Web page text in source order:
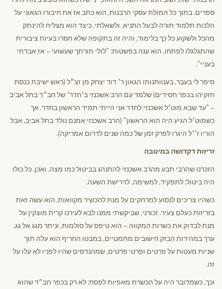
ספרים. בתוך כל המולת עסקי הרבנות, הוא כתב אז את חיבורו הגאוני על
הלכות תלמוד תורה לבעל התניא. ולשאלתי, כיצד הוא מצליח להינתק
מהכל ולשקוע כל כך בלימוד, והיה זה בתקופה שלא חסרו בעיות ציבורית
שהתגלגלו לפתחו, הוא ענה בפשטות: "לולי תורתך שעשועי – אז אבדתי
בעניי".
סיפר לי בעבר, בענוותנותו הגאון ר׳ דוד יצחק מן זצ״ל (ראש ישיבת כנסת
חזקיהו בכפר חסידים) שלמד עם הרב אשכנזי ב׳חדר׳ של חב״ד בתל אביב
– "עד שבא מוט׳ל אשכנזי לחדר אני הייתי תמיד הראשון בחדר. אך
כשמוט׳ל הגיע היה הוא הראשון" (הרב אשכנזי אמנם נולד בתל אביב, אבל
הוריו ז׳׳ל היגרו לפרק זמן של כמה שנים לדרום אמריקה).
זריזות דקדושה במיטבה
הזכרנו שהרבי תבע מהרב אשכנזי להתנהג בביטול כמו מצה. ואכן, כל כולו
היה ביטול; לתפקיד, למשימה, לדרישת השעה.
כשהיו צריכים לנסוע למרחקים על מנת להכשיר מקוואות, הוא עשה זאת
בזריזות כעלם צעיר. זכורני, שביקשתי ממנו לבא לעירנו קרית מוצקין על
מנת לבדוק את כשרות המקווה – הוא טיפס על סולמות, וניתר מגג אל גג,
ערך במהירות הבזק חישובים מתמטיים, במבטו החריף הוא עלה תוך
שניות מעטות על פרטים ופרטי פרטים, שמהנדסים שהיו לפניו לא עלו על
זה.
וכך, כשמדובר היה על הכשרת מאפיות לפסח; לא רק בכפר חב״ד שהוא